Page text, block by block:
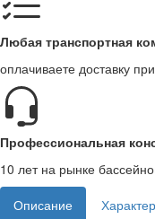
Любая транспортная
оплачиваете доставку
Профессиональная
10 лет на рынке
Описание